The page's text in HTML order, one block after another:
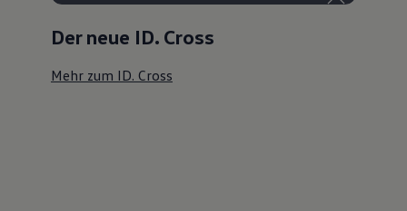
Der neue ID. Cross
Mehr zum ID. Cross